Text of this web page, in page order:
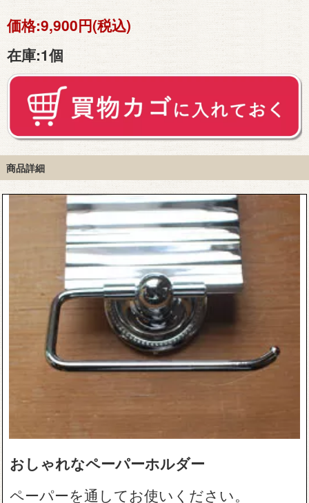
価格:9,900円(税込)
在庫:1個
商品詳細
おしゃれなペーパーホルダー
ペーパーを通してお使いください。